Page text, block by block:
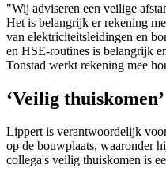
"Wij adviseren een veilige
Het is belangrijk er rekening
van elektriciteitsleidingen en
en HSE-routines is belangrijk
Tonstad werkt rekening mee
‘Veilig thuiskomen’
Lippert is verantwoordelijk
op de bouwplaats, waaronder
collega's veilig thuiskomen is